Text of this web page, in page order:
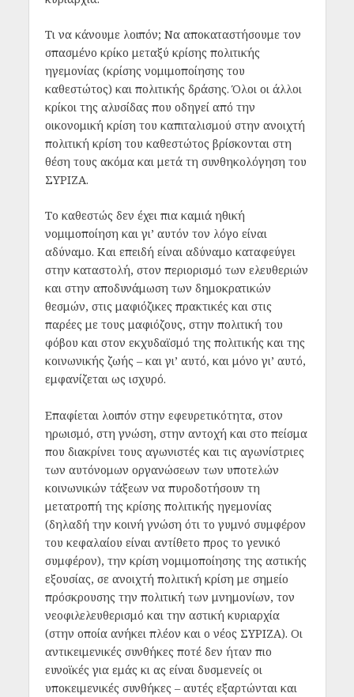
Τι να κάνουμε λοιπόν; Να αποκαταστήσουμε τον
σπασμένο κρίκο μεταξύ κρίσης πολιτικής
ηγεμονίας (κρίσης νομιμοποίησης του
καθεστώτος) και πολιτικής δράσης. Όλοι οι άλλοι
κρίκοι της αλυσίδας που οδηγεί από την
οικονομική κρίση του καπιταλισμού στην ανοιχτή
πολιτική κρίση του καθεστώτος βρίσκονται στη
θέση τους ακόμα και μετά τη συνθηκολόγηση του
ΣΥΡΙΖΑ.
Το καθεστώς δεν έχει πια καμιά ηθική
νομιμοποίηση και γι’ αυτόν τον λόγο είναι
αδύναμο. Και επειδή είναι αδύναμο καταφεύγει
στην καταστολή, στον περιορισμό των ελευθεριών
και στην αποδυνάμωση των δημοκρατικών
θεσμών, στις μαφιόζικες πρακτικές και στις
παρέες με τους μαφιόζους, στην πολιτική του
φόβου και στον εκχυδαϊσμό της πολιτικής και της
κοινωνικής ζωής – και γι’ αυτό, και μόνο γι’ αυτό,
εμφανίζεται ως ισχυρό.
Επαφίεται λοιπόν στην εφευρετικότητα, στον
ηρωισμό, στη γνώση, στην αντοχή και στο πείσμα
που διακρίνει τους αγωνιστές και τις αγωνίστριες
των αυτόνομων οργανώσεων των υποτελών
κοινωνικών τάξεων να πυροδοτήσουν τη
μετατροπή της κρίσης πολιτικής ηγεμονίας
(δηλαδή την κοινή γνώση ότι το γυμνό συμφέρον
του κεφαλαίου είναι αντίθετο προς το γενικό
συμφέρον), την κρίση νομιμοποίησης της αστικής
εξουσίας, σε ανοιχτή πολιτική κρίση με σημείο
πρόσκρουσης την πολιτική των μνημονίων, τον
νεοφιλελευθερισμό και την αστική κυριαρχία
(στην οποία ανήκει πλέον και ο νέος ΣΥΡΙΖΑ). Οι
αντικειμενικές συνθήκες ποτέ δεν ήταν πιο
ευνοϊκές για εμάς κι ας είναι δυσμενείς οι
υποκειμενικές συνθήκες – αυτές εξαρτώνται και